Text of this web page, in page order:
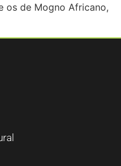
os de Mogno Africano,